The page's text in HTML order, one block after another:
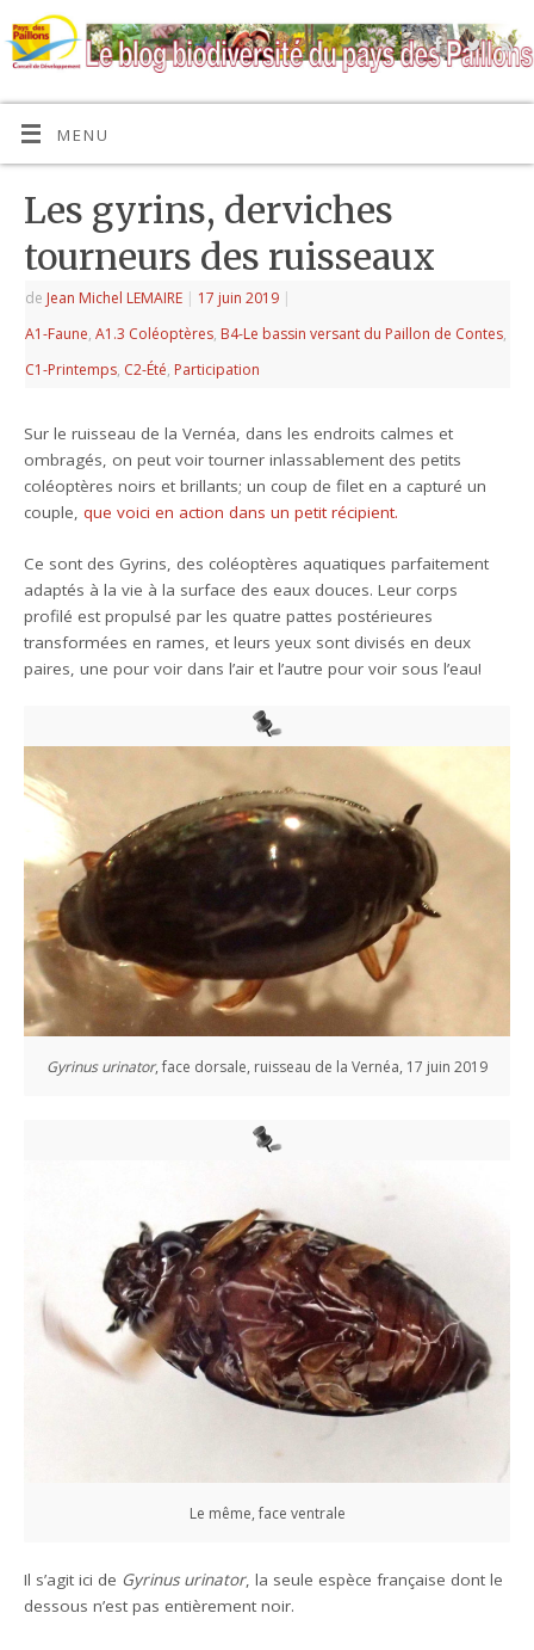
MENU
Les gyrins, derviches
tourneurs des ruisseaux
de Jean Michel LEMAIRE | 17 juin 2019 |
A1-Faune,A1.3 Coléoptères, B4-Le bassin versant du Paillon de Contes,
C1-Printemps, C2-Été, Participation
Sur le ruisseau de la Vernéa, dans les endroits calmes et
ombragés, on peut voir tourner inlassablement des petits
coléoptères noirs et brillants; un coup de filet en a capturé un
couple,que voici en action dans un petit récipient.
Ce sont des Gyrins, des coléoptères aquatiques parfaitement
adaptés à la vie à la surface des eaux douces. Leur corps
profilé est propulsé par les quatre pattes postérieures
transformées en rames, et leurs yeux sont divisés en deux
paires, une pour voir dans l’air et l’autre pour voir sous l’eau!
Gyrinus urinator, face dorsale, ruisseau de la Vernéa, 17 juin 2019
Le même, face ventrale
Il s’agit ici de Gyrinus urinator, la seule espèce française dont le
dessous n’est pas entièrement noir.